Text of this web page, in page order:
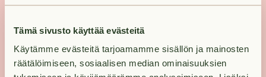
Tämä sivusto käyttää evästeitä
Käytämme evästeitä tarjoamamme sisällön ja mainosten
räätälöimiseen, sosiaalisen median ominaisuuksien